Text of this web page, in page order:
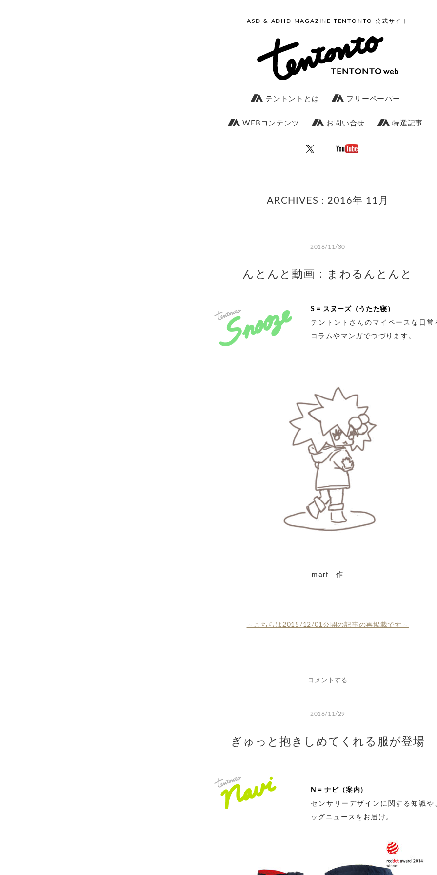
ASD & ADHD MAGAZINE TENTONTO 公式サイト
テントントとは フリーペーパー
WEBコンテンツ お問い合せ 特選記事
ARCHIVES : 2016年 11月
2016/11/30
んとんと動画：まわるんとんと
S = スヌーズ（うたた寝）
テントントさんのマイペースな日常
コラムやマンガでつづります。
marf 作
～こちらは2015/12/01公開の記事の再掲載です～
コメントする
2016/11/29
ぎゅっと抱きしめてくれる服が登場
N = ナビ（案内）
センサリーデザインに関する知識や
ッグニュースをお届け。